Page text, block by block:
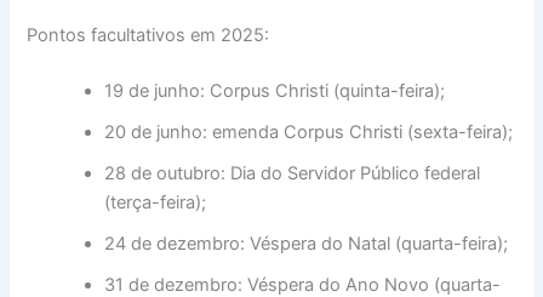
Pontos facultativos em 2025:
19 de junho: Corpus Christi (quinta-feira);
20 de junho: emenda Corpus Christi (sexta-feira);
28 de outubro: Dia do Servidor Público federal
(terça-feira);
24 de dezembro: Véspera do Natal (quarta-feira);
31 de dezembro: Véspera do Ano Novo (quarta-